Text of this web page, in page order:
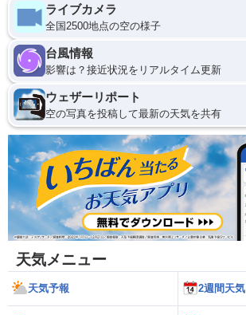
ライブカメラ
全国2500地点の空の様子
台風情報
影響は？接近状況をリアルタイム更新
ウェザーリポート
空の写真を投稿して最新の天気を共有
天気メニュー
天気予報 2週間天気